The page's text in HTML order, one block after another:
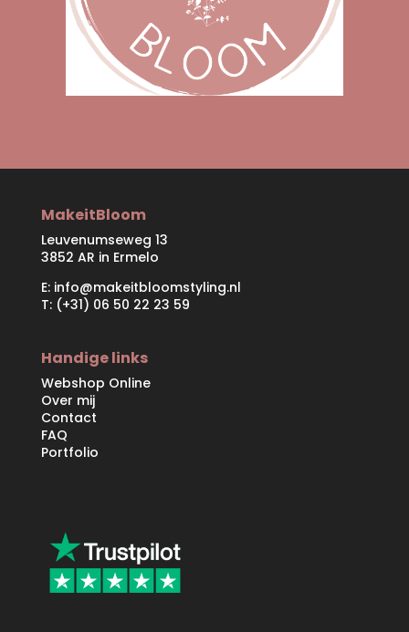
MakeitBloom
Leuvenumseweg 13
3852 AR in Ermelo
E: info@makeitbloomstyling.nl
T: (+31) 06 50 22 23 59
Handige links
Webshop Online
Over mij
Contact
FAQ
Portfolio